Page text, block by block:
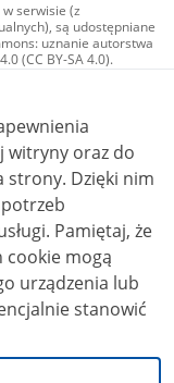
serwisie (z
są udostępniane
uznanie autorstwa
(CC BY-SA 4.0).
zdjęcia, materiały
na licencji typu
użycie
4.0 (CC BY-
inaczej.
witryny oraz do
nim
że
cookie mogą
urządzenia lub
stanowić